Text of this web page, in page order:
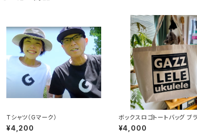
Tシャツ（Gマーク）
¥4,200
ボックスロゴトートバッグ ブ
（Mサイズ）
¥4,000